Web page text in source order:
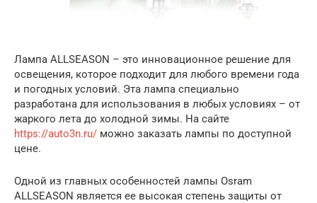
Лампа ALLSEASON – это инновационное решение для
освещения, которое подходит для любого времени года
и погодных условий. Эта лампа специально
разработана для использования в любых условиях – от
жаркого лета до холодной зимы. На сайте
https://auto3n.ru/ можно заказать лампы по доступной
цене.
Одной из главных особенностей лампы Osram
ALLSEASON является ее высокая степень защиты от